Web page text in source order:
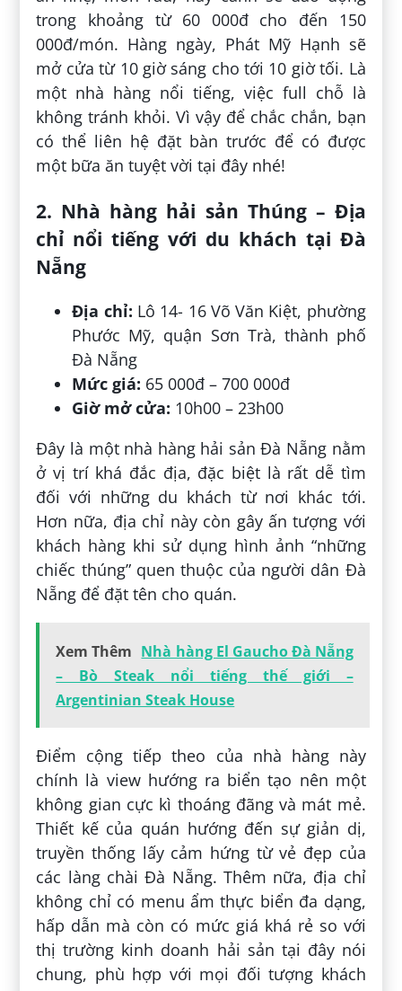
trong khoảng từ 60 000đ cho đến 150
000đ/món. Hàng ngày, Phát Mỹ Hạnh sẽ
mở cửa từ 10 giờ sáng cho tới 10 giờ tối. Là
một nhà hàng nổi tiếng, việc full chỗ là
không tránh khỏi. Vì vậy để chắc chắn, bạn
có thể liên hệ đặt bàn trước để có được
một bữa ăn tuyệt vời tại đây nhé!
2. Nhà hàng hải sản Thúng – Địa
chỉ nổi tiếng với du khách tại Đà
Nẵng
Địa chỉ: Lô 14- 16 Võ Văn Kiệt, phường
Phước Mỹ, quận Sơn Trà, thành phố
Đà Nẵng
Mức giá: 65 000đ – 700 000đ
Giờ mở cửa: 10h00 – 23h00
Đây là một nhà hàng hải sản Đà Nẵng nằm
ở vị trí khá đắc địa, đặc biệt là rất dễ tìm
đối với những du khách từ nơi khác tới.
Hơn nữa, địa chỉ này còn gây ấn tượng với
khách hàng khi sử dụng hình ảnh “những
chiếc thúng” quen thuộc của người dân Đà
Nẵng để đặt tên cho quán.
Xem Thêm Nhà hàng El Gaucho Đà Nẵng
– Bò Steak nổi tiếng thế giới –
Argentinian Steak House
Điểm cộng tiếp theo của nhà hàng này
chính là view hướng ra biển tạo nên một
không gian cực kì thoáng đãng và mát mẻ.
Thiết kế của quán hướng đến sự giản dị,
truyền thống lấy cảm hứng từ vẻ đẹp của
các làng chài Đà Nẵng. Thêm nữa, địa chỉ
không chỉ có menu ẩm thực biển đa dạng,
hấp dẫn mà còn có mức giá khá rẻ so với
thị trường kinh doanh hải sản tại đây nói
chung, phù hợp với mọi đối tượng khách